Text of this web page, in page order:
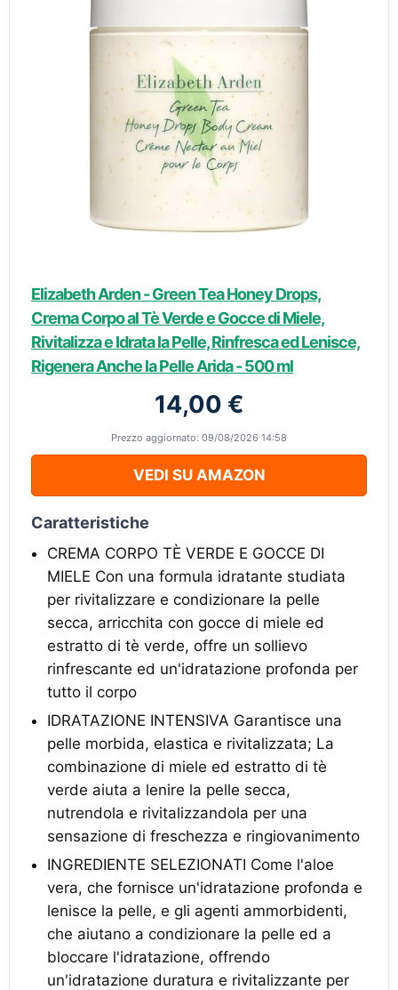
Elizabeth Arden - Green Tea Honey Drops,
Crema Corpo al Tè Verde e Gocce di Miele,
Rivitalizza e Idrata la Pelle, Rinfresca ed Lenisce,
Rigenera Anche la Pelle Arida - 500 ml
14,00 €
Prezzo aggiornato: 09/08/2026 14:58
VEDI SU AMAZON
Caratteristiche
CREMA CORPO TÈ VERDE E GOCCE DI
MIELE Con una formula idratante studiata
per rivitalizzare e condizionare la pelle
secca, arricchita con gocce di miele ed
estratto di tè verde, offre un sollievo
rinfrescante ed un'idratazione profonda per
tutto il corpo
IDRATAZIONE INTENSIVA Garantisce una
pelle morbida, elastica e rivitalizzata; La
combinazione di miele ed estratto di tè
verde aiuta a lenire la pelle secca,
nutrendola e rivitalizzandola per una
sensazione di freschezza e ringiovanimento
INGREDIENTE SELEZIONATI Come l'aloe
vera, che fornisce un'idratazione profonda e
lenisce la pelle, e gli agenti ammorbidenti,
che aiutano a condizionare la pelle ed a
bloccare l'idratazione, offrendo
un'idratazione duratura e rivitalizzante per